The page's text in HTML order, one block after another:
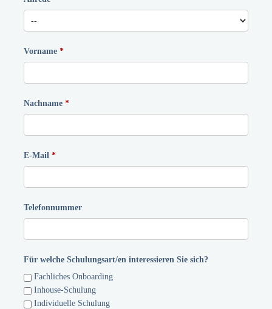
Vorname
Nachname
E-Mail
Telefonnummer
Für welche Schulungsart/en interessieren Sie sich?
Fachliches Onboarding
Inhouse-Schulung
Individuelle Schulung